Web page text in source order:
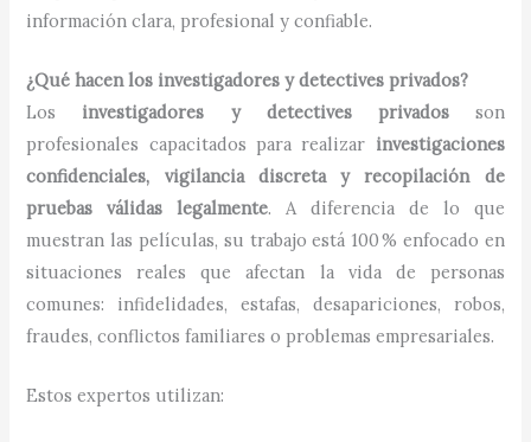
información clara, profesional y confiable.
¿Qué hacen los investigadores y detectives privados?
Los investigadores y detectives privadosson
profesionales capacitados para realizar investigaciones
confidenciales, vigilancia discreta y recopilación de
pruebas válidas legalmente. A diferencia de lo que
muestran las películas, su trabajo está 100 % enfocado en
situaciones reales que afectan la vida de personas
comunes: infidelidades, estafas, desapariciones, robos,
fraudes, conflictos familiares o problemas empresariales.
Estos expertos utilizan: